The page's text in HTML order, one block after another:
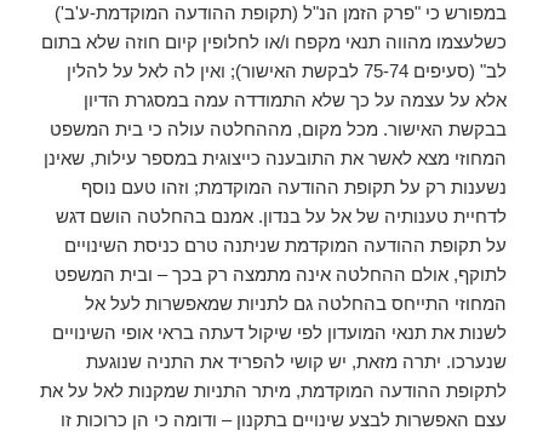
במפורש כי "פרק הזמן הנ"ל (תקופת ההודעה המוקדמת-ע'ב')
כשלעצמו מהווה תנאי מקפח ו/או לחלופין קיום חוזה שלא בתום
לב" (סעיפים 75-74 לבקשת האישור); ואין לה לאל על להלין
אלא על עצמה על כך שלא התמודדה עמה במסגרת הדיון
בבקשת האישור. מכל מקום, מההחלטה עולה כי בית המשפט
המחוזי מצא לאשר את התובענה כייצוגית במספר עילות, שאינן
נשענות רק על תקופת ההודעה המוקדמת; וזהו טעם נוסף
לדחיית טענותיה של אל על בנדון. אמנם בהחלטה הושם דגש
על תקופת ההודעה המוקדמת שניתנה טרם כניסת השינויים
לתוקף, אולם ההחלטה אינה מתמצה רק בכך – ובית המשפט
המחוזי התייחס בהחלטה גם לתניות שמאפשרות לעל אל
לשנות את תנאי המועדון לפי שיקול דעתה בראי אופי השינויים
שנערכו. יתרה מזאת, יש קושי להפריד את התניה שנוגעת
לתקופת ההודעה המוקדמת, מיתר התניות שמקנות לאל על את
עצם האפשרות לבצע שינויים בתקנון – ודומה כי הן כרוכות זו